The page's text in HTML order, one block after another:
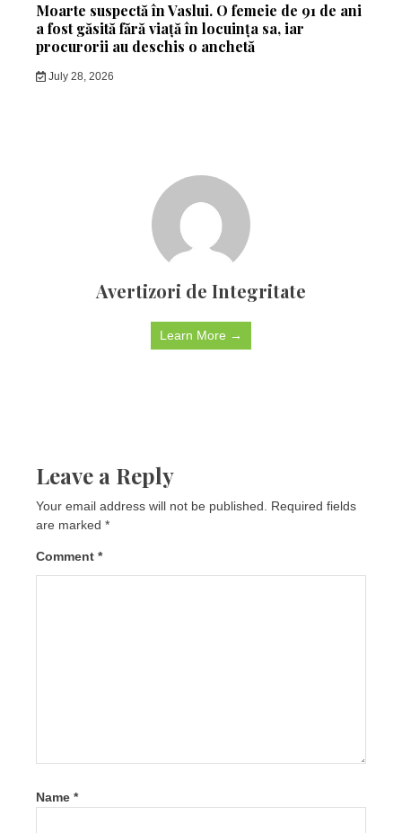
Moarte suspectă în Vaslui. O femeie de 91 de ani
a fost găsită fără viață în locuința sa, iar
procurorii au deschis o anchetă
July 28, 2026
Avertizori de Integritate
Learn More →
Leave a Reply
Your email address will not be published. Required fields
are marked *
Comment *
Name *